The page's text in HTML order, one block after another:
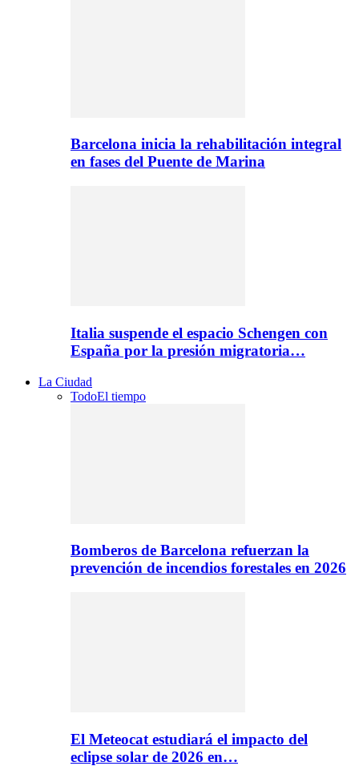
Barcelona inicia la rehabilitación integral
en fases del Puente de Marina
Italia suspende el espacio Schengen con
España por la presión migratoria…
La Ciudad
TodoEl tiempo
Bomberos de Barcelona refuerzan la
prevención de incendios forestales en 2026
El Meteocat estudiará el impacto del
eclipse solar de 2026 en…